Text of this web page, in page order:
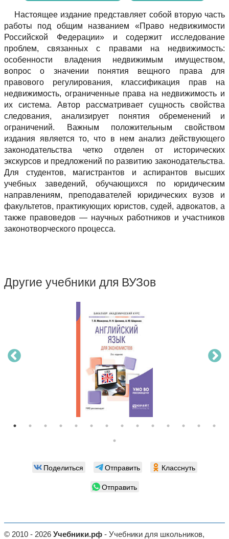
Настоящее издание представляет собой вторую часть
работы под общим названием «Право недвижимости
Российской Федерации» и содержит исследование
проблем, связанных с правами на недвижимость:
особенности владения недвижимым имуществом,
вопрос о значении понятия вещного права для
правового регулирования, классификация прав на
недвижимость, ограниченные права на недвижимость и
их система. Автор рассматривает сущность свойства
следования, анализирует понятия обременений и
ограничений. Важным положительным свойством
издания является то, что в нем анализ действующего
законодательства четко отделен от исторических
экскурсов и предложений по развитию законодательства.
Для студентов, магистрантов и аспирантов высших
учебных заведений, обучающихся по юридическим
направлениям, преподавателей юридических вузов и
факультетов, практикующих юристов, судей, адвокатов, а
также правоведов — научных работников и участников
законотворческого процесса.
Другие учебники для ВУЗов
Поделиться Отправить
Класснуть
Отправить
© 2010 - 2026 Учебники.рф - Учебники для школьников,